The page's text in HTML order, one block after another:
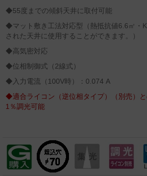
◆55度までの傾斜天井に取付可能
◆マット敷き工法対応型（熱抵抗値6.6㎡・
された天井に使用することができます。）
◆高気密対応
◆位相制御式（2線式）
◆入力電流（100V時）：0.074 A
◆適合ライコン（逆位相タイプ）（別売）
1％調光可能